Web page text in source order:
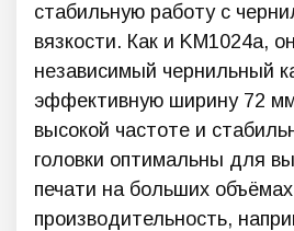
стабильную работу с
вязкости. Как и KM1024a,
независимый чернильный
эффективную ширину 72
высокой частоте и
головки оптимальны для
печати на больших
производительность,